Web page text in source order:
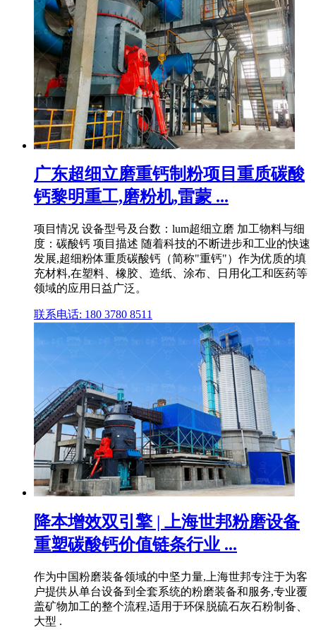
广东超细立磨重钙制粉项目重质碳酸
钙黎明重工,磨粉机,雷蒙 ...
项目情况 设备型号及台数：lum超细立磨 加工物料与细
度：碳酸钙 项目描述 随着科技的不断进步和工业的快速
发展,超细粉体重质碳酸钙（简称"重钙"）作为优质的填
充材料,在塑料、橡胶、造纸、涂布、日用化工和医药等
领域的应用日益广泛。
联系电话: 180 3780 8511
降本增效双引擎 | 上海世邦粉磨设备
重塑碳酸钙价值链条行业 ...
作为中国粉磨装备领域的中坚力量,上海世邦专注于为客
户提供从单台设备到全套系统的粉磨装备和服务,专业覆
盖矿物加工的整个流程,适用于环保脱硫石灰石粉制备、
大型 .